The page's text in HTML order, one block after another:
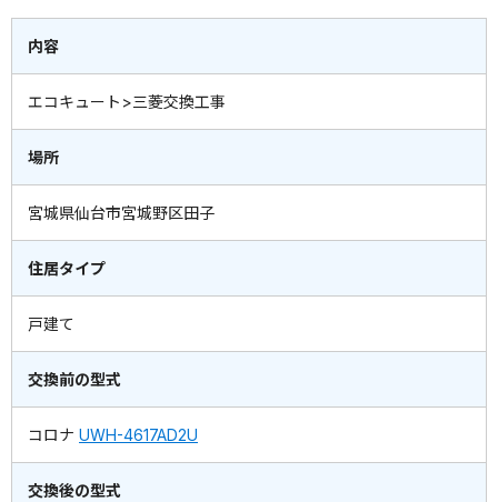
内容
エコキュート>三菱交換工事
場所
宮城県仙台市宮城野区田子
住居タイプ
戸建て
交換前の型式
コロナ UWH-4617AD2U
交換後の型式